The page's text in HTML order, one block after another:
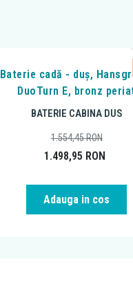
Baterie cadă - duș,
DuoTurn E, bronz
BATERIE CABINA DUS
1.498,95 RON
1.554,45RON
Adauga in cos